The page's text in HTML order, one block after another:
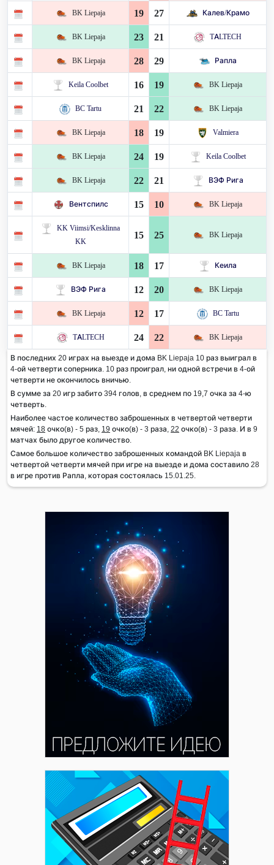
BK Liepaja 19 27 Калев/Крамо
BK Liepaja 23 21 TALTECH
BK Liepaja 28 29 Рапла
Keila Coolbet 16 19 BK Liepaja
BC Tartu 21 22 BK Liepaja
BK Liepaja 18 19 Valmiera
BK Liepaja 24 19 Keila Coolbet
BK Liepaja 22 21 ВЭФ Рига
Вентспилс 15 10 BK Liepaja
KK Viimsi/Kesklinna
KK
15 25 BK Liepaja
BK Liepaja 18 17 Кеила
ВЭФ Рига 12 20 BK Liepaja
BK Liepaja 12 17 BC Tartu
TALTECH 24 22 BK Liepaja
В последних 20 играх на выезде и дома BK Liepaja 10 раз выиграл в
4-ой четверти соперника. 10 раз проиграл, ни одной встречи в 4-ой
четверти не окончилось вничью.
В сумме за 20 игр забито 394 голов, в среднем по 19,7 очка за 4-ю
четверть.
Наиболее частое количество заброшенных в четвертой четверти
мячей: 18 очко(в) - 5 раз, 19 очко(в) - 3 раза, 22 очко(в) - 3 раза. И в 9
матчах было другое количество.
Самое большое количество заброшенных командой BK Liepaja в
четвертой четверти мячей при игре на выезде и дома составило 28
в игре против Рапла, которая состоялась 15.01.25.